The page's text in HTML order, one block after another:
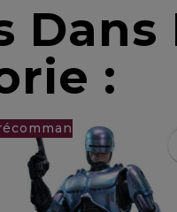
Dans
:
339,00 €